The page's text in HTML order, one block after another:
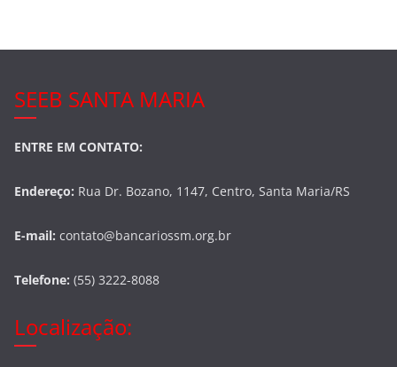
SEEB SANTA MARIA
ENTRE EM CONTATO:
Endereço: Rua Dr. Bozano, 1147, Centro, Santa Maria/RS
E-mail: contato@bancariossm.org.br
Telefone: (55) 3222-8088
Localização: